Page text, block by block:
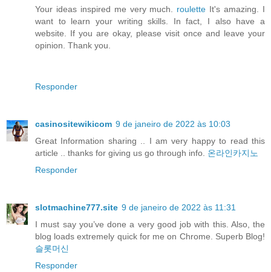
Your ideas inspired me very much. roulette It's amazing. I
want to learn your writing skills. In fact, I also have a
website. If you are okay, please visit once and leave your
opinion. Thank you.
Responder
casinositewikicom 9 de janeiro de 2022 às 10:03
Great Information sharing .. I am very happy to read this
article .. thanks for giving us go through info. 온라인카지노
Responder
slotmachine777.site 9 de janeiro de 2022 às 11:31
I must say you’ve done a very good job with this. Also, the
blog loads extremely quick for me on Chrome. Superb Blog!
슬롯머신
Responder